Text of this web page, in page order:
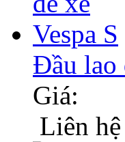
Đầu lao
Giá:
Liên hệ